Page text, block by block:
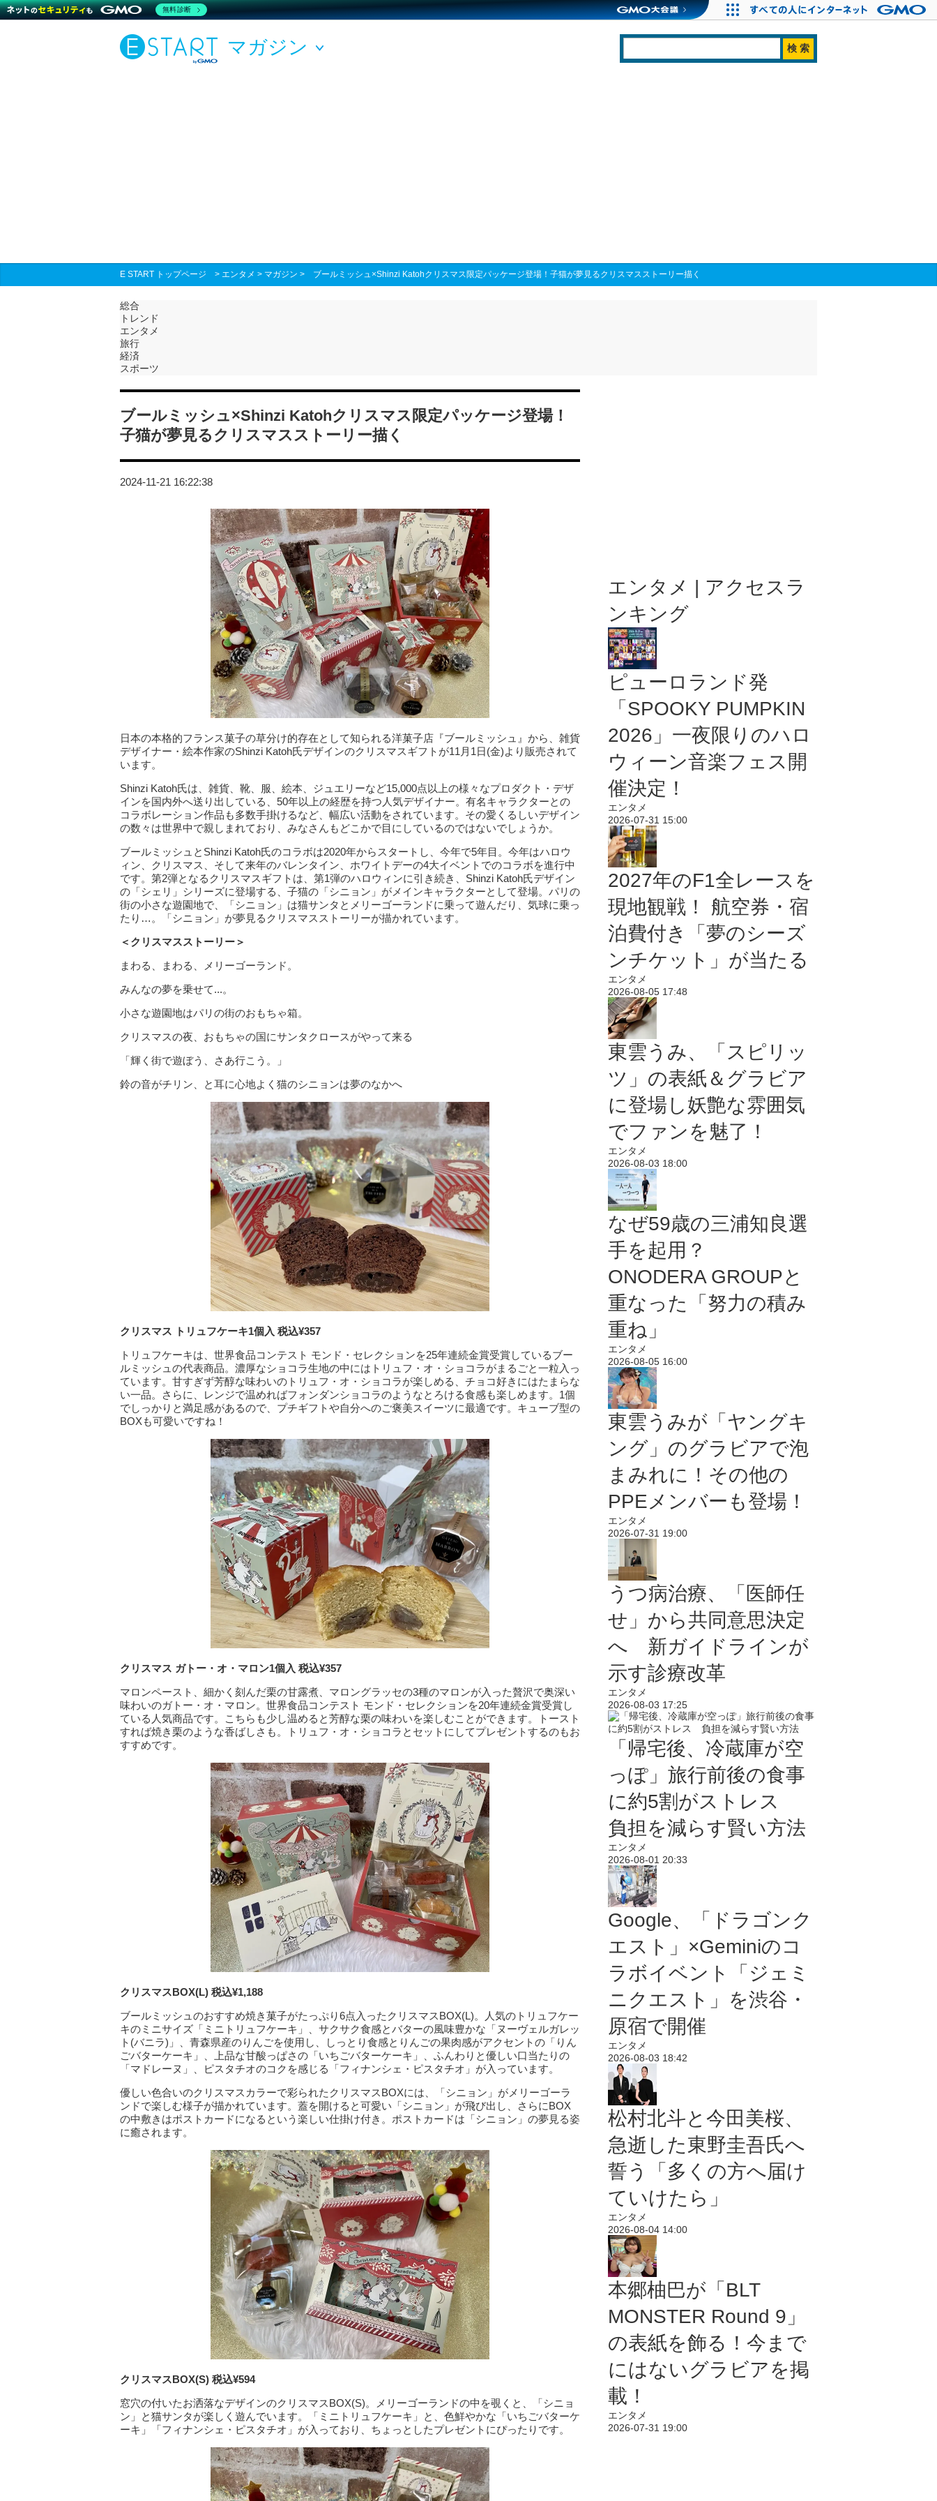
マガジン
E START トップページ > エンタメ > マガジン > ブールミッシュ×Shinzi Katohクリスマス限定パッケージ登場！子猫が夢見るクリスマスストーリー描く
総合
トレンド
エンタメ
旅行
経済
スポーツ
ブールミッシュ×Shinzi Katohクリスマス限定パッケージ登場！
子猫が夢見るクリスマスストーリー描く
2024-11-21 16:22:38
日本の本格的フランス菓子の草分け的存在として知られる洋菓子店『ブールミッシュ』から、雑貨
デザイナー・絵本作家のShinzi Katoh氏デザインのクリスマスギフトが11月1日(金)より販売されて
います。
Shinzi Katoh氏は、雑貨、靴、服、絵本、ジュエリーなど15,000点以上の様々なプロダクト・デザ
インを国内外へ送り出している、50年以上の経歴を持つ人気デザイナー。有名キャラクターとの
コラボレーション作品も多数手掛けるなど、幅広い活動をされています。その愛くるしいデザイン
の数々は世界中で親しまれており、みなさんもどこかで目にしているのではないでしょうか。
ブールミッシュとShinzi Katoh氏のコラボは2020年からスタートし、今年で5年目。今年はハロウ
ィン、クリスマス、そして来年のバレンタイン、ホワイトデーの4大イベントでのコラボを進行中
です。第2弾となるクリスマスギフトは、第1弾のハロウィンに引き続き、Shinzi Katoh氏デザイン
の「シェリ」シリーズに登場する、子猫の「シニョン」がメインキャラクターとして登場。パリの
街の小さな遊園地で、「シニョン」は猫サンタとメリーゴーランドに乗って遊んだり、気球に乗っ
たり…。「シニョン」が夢見るクリスマスストーリーが描かれています。
＜クリスマスストーリー＞
まわる、まわる、メリーゴーランド。
みんなの夢を乗せて...。
小さな遊園地はパリの街のおもちゃ箱。
クリスマスの夜、おもちゃの国にサンタクロースがやって来る
「輝く街で遊ぼう、さあ行こう。」
鈴の音がチリン、と耳に心地よく猫のシニョンは夢のなかへ
クリスマス トリュフケーキ1個入 税込¥357
トリュフケーキは、世界食品コンテスト モンド・セレクションを25年連続金賞受賞しているブー
ルミッシュの代表商品。濃厚なショコラ生地の中にはトリュフ・オ・ショコラがまるごと一粒入っ
ています。甘すぎず芳醇な味わいのトリュフ・オ・ショコラが楽しめる、チョコ好きにはたまらな
い一品。さらに、レンジで温めればフォンダンショコラのようなとろける食感も楽しめます。1個
でしっかりと満足感があるので、プチギフトや自分へのご褒美スイーツに最適です。キューブ型の
BOXも可愛いですね！
クリスマス ガトー・オ・マロン1個入 税込¥357
マロンペースト、細かく刻んだ栗の甘露煮、マロングラッセの3種のマロンが入った贅沢で奥深い
味わいのガトー・オ・マロン。世界食品コンテスト モンド・セレクションを20年連続金賞受賞し
ている人気商品です。こちらも少し温めると芳醇な栗の味わいを楽しむことができます。トースト
すれば焼き栗のような香ばしさも。トリュフ・オ・ショコラとセットにしてプレゼントするのもお
すすめです。
クリスマスBOX(L) 税込¥1,188
ブールミッシュのおすすめ焼き菓子がたっぷり6点入ったクリスマスBOX(L)。人気のトリュフケー
キのミニサイズ「ミニトリュフケーキ」、サクサク食感とバターの風味豊かな「ヌーヴェルガレッ
ト(バニラ)」、青森県産のりんごを使用し、しっとり食感とりんごの果肉感がアクセントの「りん
ごバターケーキ」、上品な甘酸っぱさの「いちごバターケーキ」、ふんわりと優しい口当たりの
「マドレーヌ」、ピスタチオのコクを感じる「フィナンシェ・ピスタチオ」が入っています。
優しい色合いのクリスマスカラーで彩られたクリスマスBOXには、「シニョン」がメリーゴーラ
ンドで楽しむ様子が描かれています。蓋を開けると可愛い「シニョン」が飛び出し、さらにBOX
の中敷きはポストカードになるという楽しい仕掛け付き。ポストカードは「シニョン」の夢見る姿
に癒されます。
クリスマスBOX(S) 税込¥594
窓穴の付いたお洒落なデザインのクリスマスBOX(S)。メリーゴーランドの中を覗くと、「シニョ
ン」と猫サンタが楽しく遊んでいます。「ミニトリュフケーキ」と、色鮮やかな「いちごバターケ
ーキ」「フィナンシェ・ピスタチオ」が入っており、ちょっとしたプレゼントにぴったりです。
エンタメ | アクセスラ
ンキング
ピューロランド発
「SPOOKY PUMPKIN
2026」一夜限りのハロ
ウィーン音楽フェス開
催決定！
エンタメ
2026-07-31 15:00
2027年のF1全レースを
現地観戦！ 航空券・宿
泊費付き「夢のシーズ
ンチケット」が当たる
エンタメ
2026-08-05 17:48
東雲うみ、「スピリッ
ツ」の表紙＆グラビア
に登場し妖艶な雰囲気
でファンを魅了！
エンタメ
2026-08-03 18:00
なぜ59歳の三浦知良選
手を起用？
ONODERA GROUPと
重なった「努力の積み
重ね」
エンタメ
2026-08-05 16:00
東雲うみが「ヤングキ
ング」のグラビアで泡
まみれに！その他の
PPEメンバーも登場！
エンタメ
2026-07-31 19:00
うつ病治療、「医師任
せ」から共同意思決定
へ 新ガイドラインが
示す診療改革
エンタメ
2026-08-03 17:25
「帰宅後、冷蔵庫が空
っぽ」旅行前後の食事
に約5割がストレス
負担を減らす賢い方法
エンタメ
2026-08-01 20:33
Google、「ドラゴンク
エスト」×Geminiのコ
ラボイベント「ジェミ
ニクエスト」を渋谷・
原宿で開催
エンタメ
2026-08-03 18:42
松村北斗と今田美桜、
急逝した東野圭吾氏へ
誓う「多くの方へ届け
ていけたら」
エンタメ
2026-08-04 14:00
本郷柚巴が「BLT
MONSTER Round 9」
の表紙を飾る！今まで
にはないグラビアを掲
載！
エンタメ
2026-07-31 19:00
無料診断